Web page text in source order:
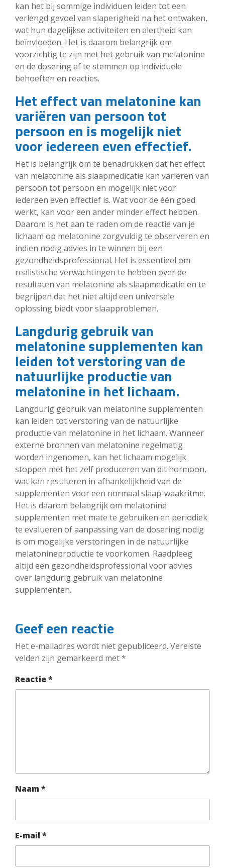
kan het bij sommige individuen leiden tot een
verlengd gevoel van slaperigheid na het ontwaken,
wat hun dagelijkse activiteiten en alertheid kan
beïnvloeden. Het is daarom belangrijk om
voorzichtig te zijn met het gebruik van melatonine
en de dosering af te stemmen op individuele
behoeften en reacties.
Het effect van melatonine kan
variëren van persoon tot
persoon en is mogelijk niet
voor iedereen even effectief.
Het is belangrijk om te benadrukken dat het effect
van melatonine als slaapmedicatie kan variëren van
persoon tot persoon en mogelijk niet voor
iedereen even effectief is. Wat voor de één goed
werkt, kan voor een ander minder effect hebben.
Daarom is het aan te raden om de reactie van je
lichaam op melatonine zorgvuldig te observeren en
indien nodig advies in te winnen bij een
gezondheidsprofessional. Het is essentieel om
realistische verwachtingen te hebben over de
resultaten van melatonine als slaapmedicatie en te
begrijpen dat het niet altijd een universele
oplossing biedt voor slaapproblemen.
Langdurig gebruik van
melatonine supplementen kan
leiden tot verstoring van de
natuurlijke productie van
melatonine in het lichaam.
Langdurig gebruik van melatonine supplementen
kan leiden tot verstoring van de natuurlijke
productie van melatonine in het lichaam. Wanneer
externe bronnen van melatonine regelmatig
worden ingenomen, kan het lichaam mogelijk
stoppen met het zelf produceren van dit hormoon,
wat kan resulteren in afhankelijkheid van de
supplementen voor een normaal slaap-waakritme.
Het is daarom belangrijk om melatonine
supplementen met mate te gebruiken en periodiek
te evalueren of aanpassing van de dosering nodig
is om mogelijke verstoringen in de natuurlijke
melatonineproductie te voorkomen. Raadpleeg
altijd een gezondheidsprofessional voor advies
over langdurig gebruik van melatonine
supplementen.
Geef een reactie
Het e-mailadres wordt niet gepubliceerd. Vereiste
velden zijn gemarkeerd met*
Reactie*
Naam *
E-mail *